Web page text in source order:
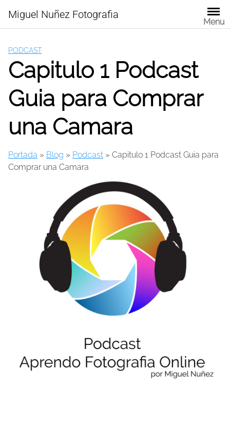
content
Miguel Nuñez Fotografia
Menu
PODCAST
Capitulo 1 Podcast
Guia para Comprar
una Camara
Portada » Blog » Podcast » Capitulo 1 Podcast Guia para
Comprar una Camara